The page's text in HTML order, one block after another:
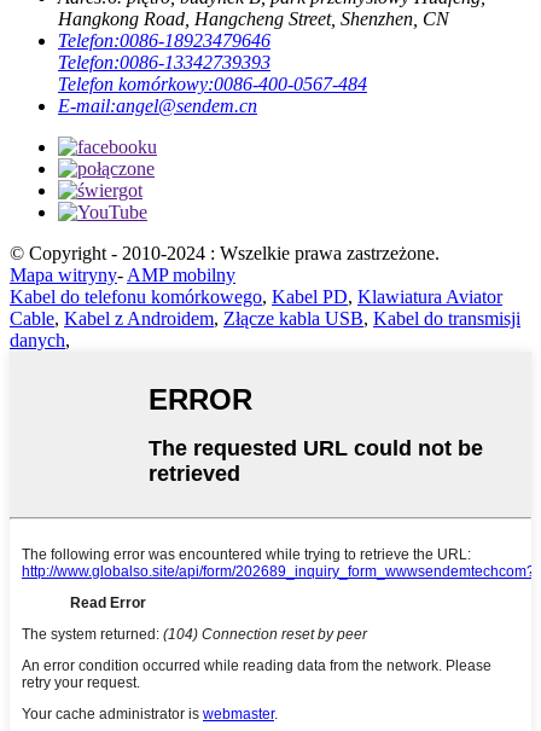
Hangkong Road, Hangcheng Street, Shenzhen, CN
Telefon:0086-18923479646
Telefon:0086-13342739393
Telefon komórkowy:0086-400-0567-484
E-mail:angel@sendem.cn
© Copyright - 2010-2024 : Wszelkie prawa zastrzeżone.
Mapa witryny- AMP mobilny
Kabel do telefonu komórkowego, Kabel PD, Klawiatura Aviator
Cable, Kabel z Androidem, Złącze kabla USB, Kabel do transmisji
danych,